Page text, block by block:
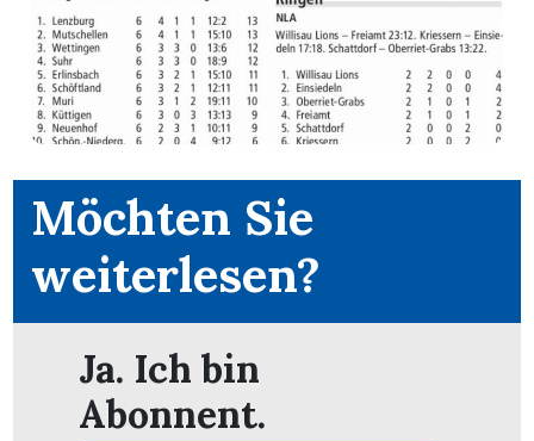
Möchten Sie
weiterlesen?
Ja. Ich bin
Abonnent.